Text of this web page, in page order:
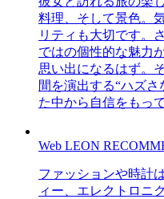
料理、そして景色。
リティも大切です。
ではの個性的な魅力
思い出になるはず。
間を演出する“ハズ
た中から自信をもっ
Web LEON
ファッションや時計
ィー、エレクトロニ